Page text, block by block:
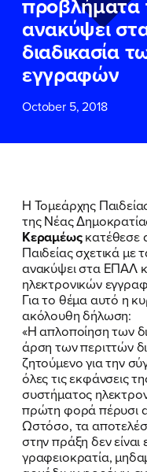
ανακύψει
διαδικασία
εγγραφών
October 5, 2018
Η Τομεάρχης
της Νέας
Κεραμέωςκατέθεσε
Παιδείας σχετικά
ανακύψει στα ΕΠΑΛ
ηλεκτρονικών
Για το θέμα αυτό η
ακόλουθη δήλωση:
«Η απλοποίηση των
άρση των περιττών
ζητούμενο για την
όλες τις εκφάνσεις
συστήματος
πρώτη φορά πέρυσι
Ωστόσο, τα
στην πράξη δεν
γραφειοκρατία,
ΕΠΙΘΕΤΟ*
ΤΗΛΕΦΩΝΟ
EMAIL
Δεδομένων
Χρήσης
Πολιτικού
Νίκης
ΥΠΟΒΟΛΗ
ΕΠΙΘΕΤΟ*
ΤΗΛΕΦΩΝΟ
EMAIL
Δεδομένων
Χρήσης
Πολιτικού
Νίκης
ΥΠΟΒΟΛΗ